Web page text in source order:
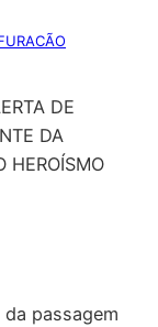
DE
DA
HEROÍSMO
passagem